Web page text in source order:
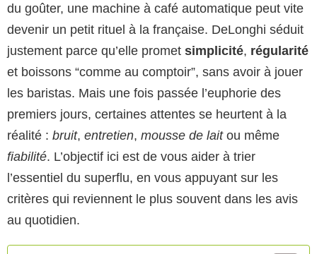
du goûter, une machine à café automatique peut vite
devenir un petit rituel à la française. DeLonghi séduit
justement parce qu’elle promet simplicité, régularité
et boissons “comme au comptoir”, sans avoir à jouer
les baristas. Mais une fois passée l’euphorie des
premiers jours, certaines attentes se heurtent à la
réalité : bruit, entretien, mousse de laitou même
fiabilité. L’objectif ici est de vous aider à trier
l’essentiel du superflu, en vous appuyant sur les
critères qui reviennent le plus souvent dans les avis
au quotidien.